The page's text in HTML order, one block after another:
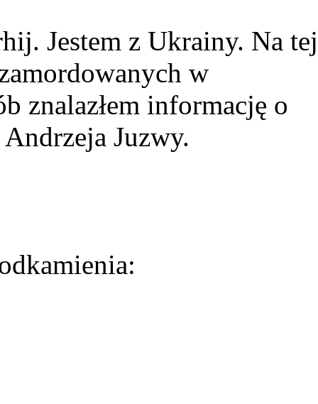
Jestem z Ukrainy. Na tej
w
znalazłem informację o
Juzwy.